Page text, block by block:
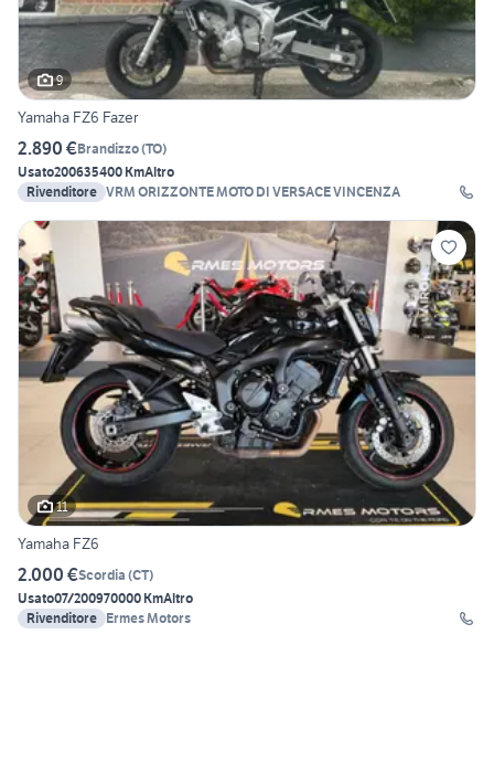
9
Yamaha FZ6 Fazer
2.890 €Brandizzo(TO)
Usato200635400 KmAltro
Rivenditore VRM ORIZZONTE MOTO DI VERSACE VINCENZA
11
Yamaha FZ6
2.000 €Scordia (CT)
Usato07/200970000 KmAltro
Rivenditore Ermes Motors